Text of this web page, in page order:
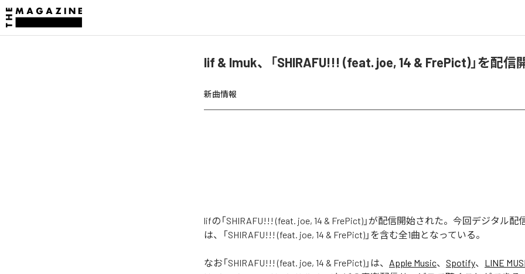
lif & Imuk、「SHIRAFU!!! (feat. joe, 14 & FrePict)」を配信
新曲情報
lifの「SHIRAFU!!! (feat. joe, 14 & FrePict)」が配信開始された。今回デジタル配
は、「SHIRAFU!!! (feat. joe, 14 & FrePict)」を含む全1曲となっている。
なお「SHIRAFU!!! (feat. joe, 14 & FrePict) 」は、 Apple Music、 Spotify、 LINE